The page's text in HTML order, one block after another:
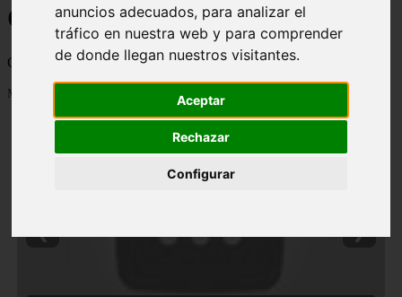
anuncios adecuados, para analizar el
tráfico en nuestra web y para comprender
de donde llegan nuestros visitantes.
Aceptar
Rechazar
Configurar
Curiosidades y Sabias que
Cosas curiosas, curiosidades, noticias impactantes y mucho mas
Mostrando 1 - 24 de 2838 artículos